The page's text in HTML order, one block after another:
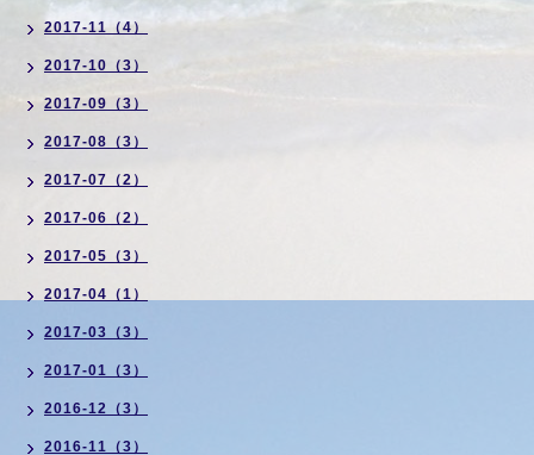
2017-11（4）
2017-10（3）
2017-09（3）
2017-08（3）
2017-07（2）
2017-06（2）
2017-05（3）
2017-04（1）
2017-03（3）
2017-01（3）
2016-12（3）
2016-11（3）